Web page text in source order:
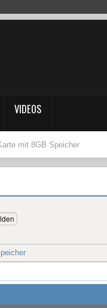
VIDEOS
mit 8GB Speicher